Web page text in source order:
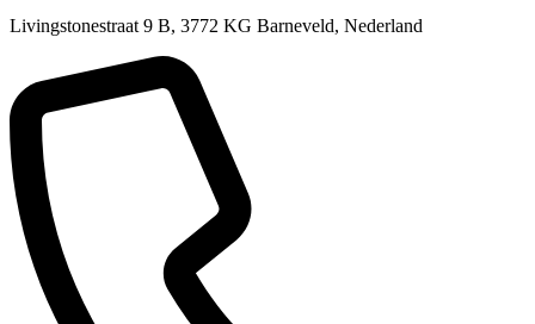
Livingstonestraat 9 B, 3772 KG Barneveld, Nederland